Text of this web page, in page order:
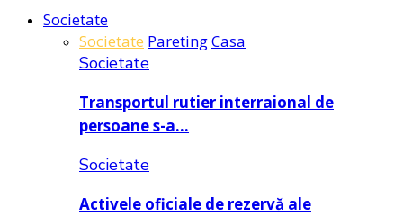
Societate
Societate ParetingCasa
Societate
Transportul rutier interraional de
persoane s-a…
Societate
Activele oficiale de rezervă ale